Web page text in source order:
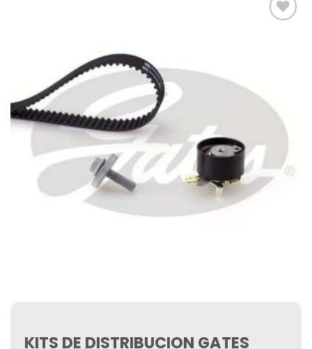
KITS DE DISTRIBUCION GATES